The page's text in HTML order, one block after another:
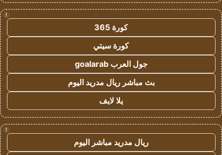
!
كورة 365
كورة سيتي
جول العرب goalarab
بث مباشر ريال مدريد اليوم
يلا لايف
!
ريال مدريد مباشر اليوم